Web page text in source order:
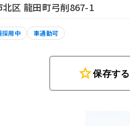
北区 龍田町弓削867-1
採用中 車通勤可
star保存する